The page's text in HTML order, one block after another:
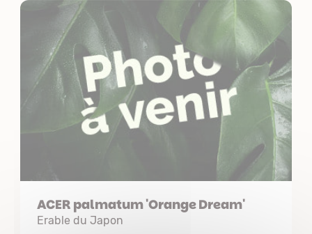
ACER palmatum 'Orange Dream'
Erable du Japon